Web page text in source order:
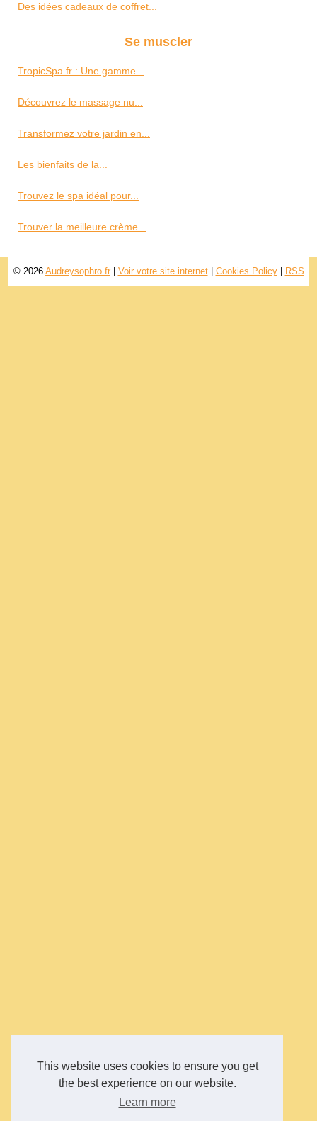
This website uses cookies to ensure you get
the best experience on our website.
Learn more
Des idées cadeaux de coffret...
Se muscler
TropicSpa.fr : Une gamme...
Découvrez le massage nu...
Transformez votre jardin en...
Les bienfaits de la...
Trouvez le spa idéal pour...
Trouver la meilleure crème...
© 2026 Audreysophro.fr| Voir votre site internet| Cookies Policy| RSS